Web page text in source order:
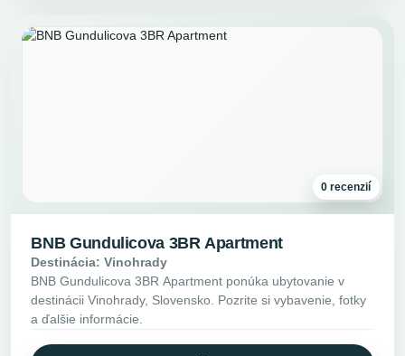
0 recenzií
BNB Gundulicova 3BR Apartment
Destinácia: Vinohrady
BNB Gundulicova 3BR Apartment ponúka ubytovanie v
destinácii Vinohrady, Slovensko. Pozrite si vybavenie, fotky
a ďalšie informácie.